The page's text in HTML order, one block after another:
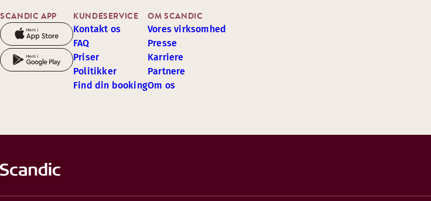
SCANDIC APP KUNDESERVICE
Kontakt os
FAQ
Priser
Politikker
Find din booking
OM SCANDIC
Vores virksomhed
Presse
Karriere
Partnere
Om os